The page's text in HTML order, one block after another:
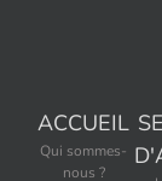
ACCUEIL
Qui sommes-
nous ?